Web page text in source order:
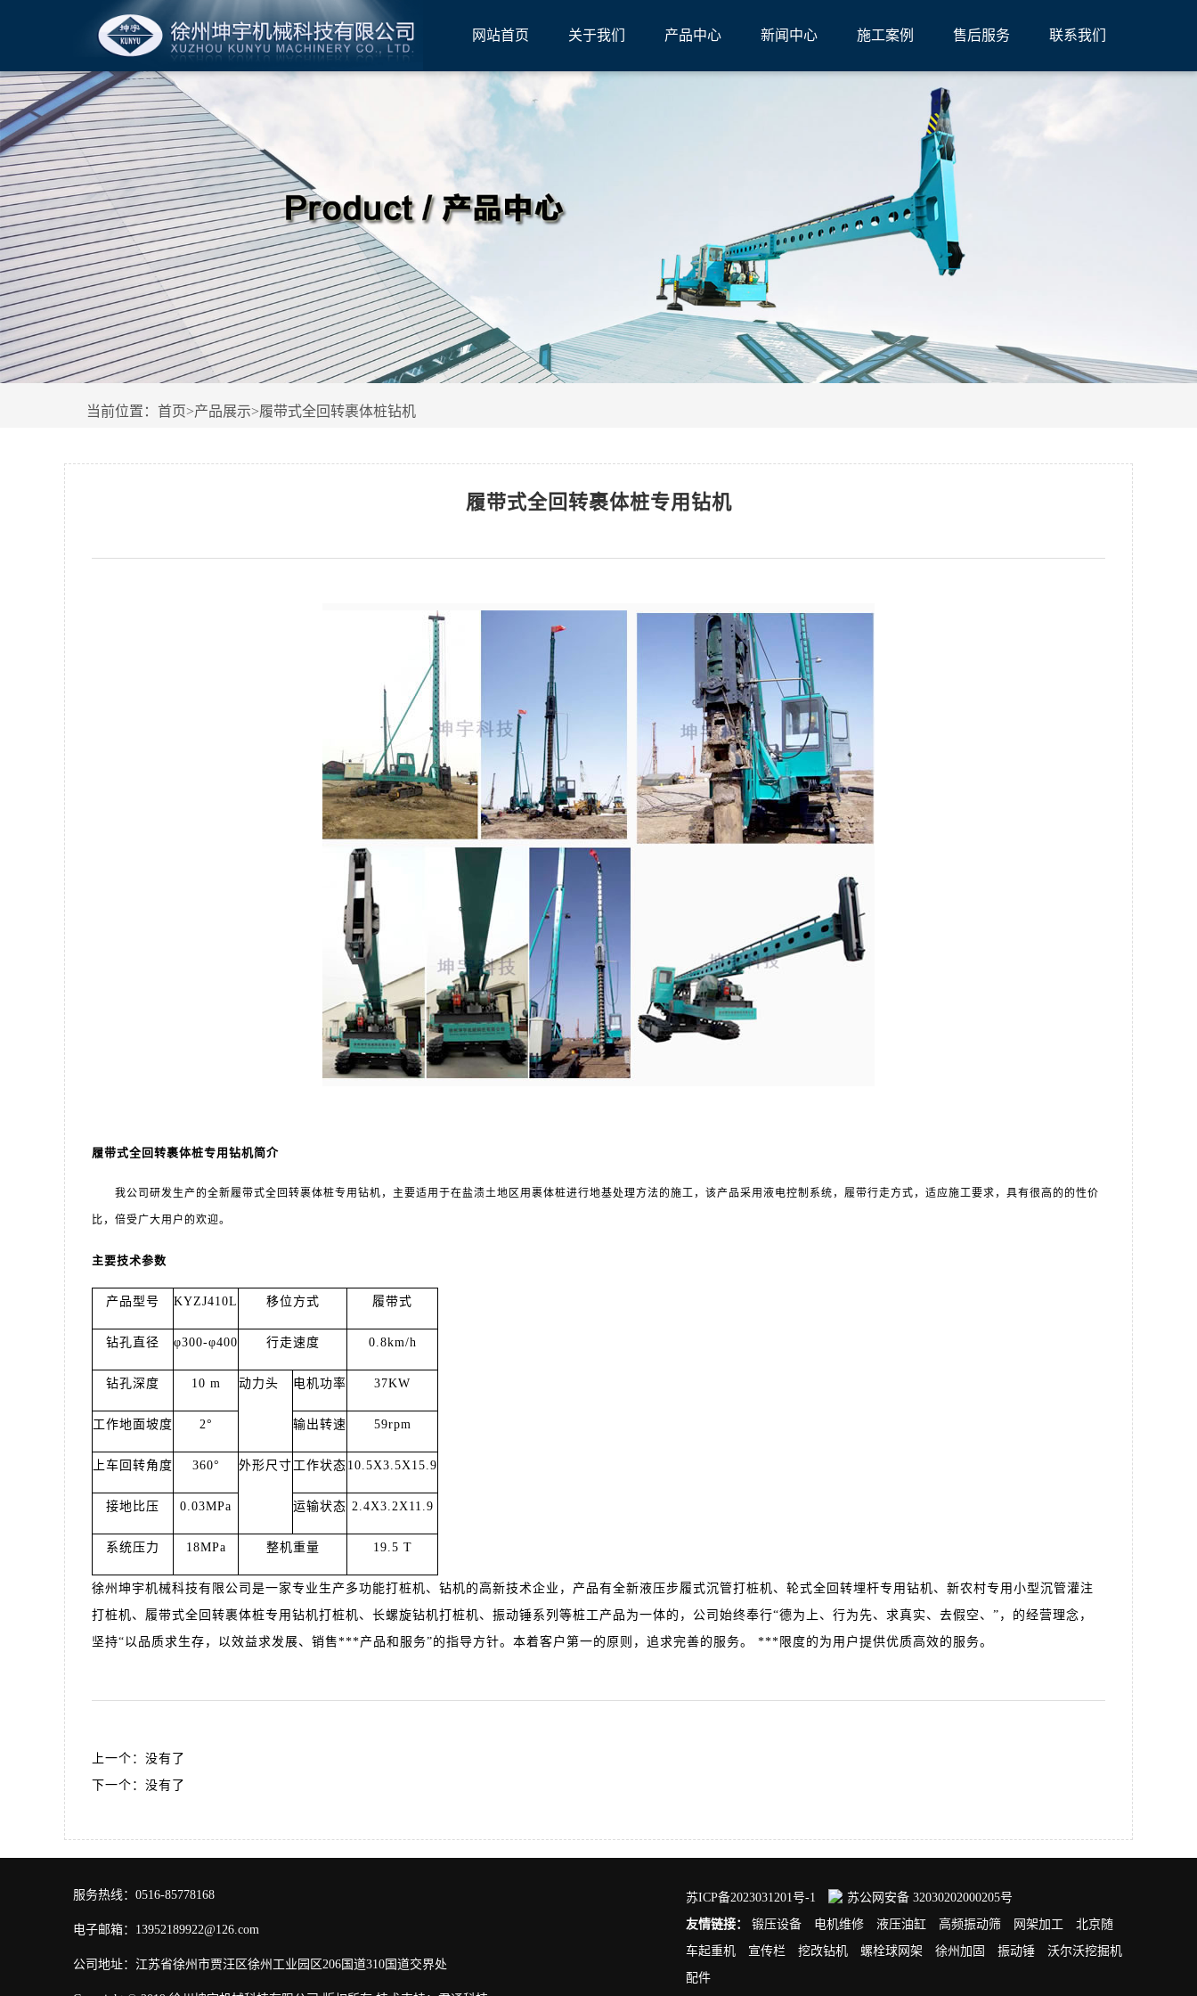
网站首页 关于我们 产品中心 新闻中心 施工案例 售后服务 联系我们
当前位置： 首页>产品展示>履带式全回转裹体桩钻机
履带式全回转裹体桩专用钻机
履带式全回转裹体桩专用钻机简介
我公司研发生产的全新履带式全回转裹体桩专用钻机，主要适用于在盐渍土地区用裹体桩进行地基处理方法的施工，该产品采用液电控制系统，履带行走方式，适应施工要求，具有很高的的性价
比，倍受广大用户的欢迎。
主要技术参数
产品型号 KYZJ410L 移位方式 履带式
钻孔直径 φ300-φ400 行走速度 0.8km/h
钻孔深度 10 m 动力头 电机功率 37KW
工作地面坡度 2° 输出转速 59rpm
上车回转角度 360° 外形尺寸 工作状态 10.5X3.5X15.9
接地比压 0.03MPa 运输状态 2.4X3.2X11.9
系统压力 18MPa 整机重量 19.5 T
徐州坤宇机械科技有限公司是一家专业生产多功能打桩机、钻机的高新技术企业，产品有全新液压步履式沉管打桩机、轮式全回转埋杆专用钻机、新农村专用小型沉管灌注
打桩机、履带式全回转裹体桩专用钻机打桩机、长螺旋钻机打桩机、振动锤系列等桩工产品为一体的，公司始终奉行“德为上、行为先、求真实、去假空、”，的经营理念，
坚持“以品质求生存，以效益求发展、销售***产品和服务”的指导方针。本着客户第一的原则，追求完善的服务。 ***限度的为用户提供优质高效的服务。
上一个：没有了
下一个：没有了
服务热线：0516-85778168
电子邮箱：13952189922@126.com
公司地址：江苏省徐州市贾汪区徐州工业园区206国道310国道交界处
苏ICP备2023031201号-1
苏公网安备 32030202000205号
友情链接：
锻压设备 电机维修 液压油缸 高频振动筛 网架加工
北京随
车起重机
宣传栏 挖改钻机 螺栓球网架 徐州加固 振动锤
沃尔沃挖掘机
配件